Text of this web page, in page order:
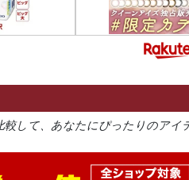
較して、あなたにぴったりのアイ